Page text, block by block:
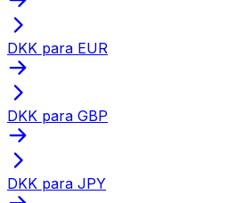
DKK para EUR
DKK para GBP
DKK para JPY